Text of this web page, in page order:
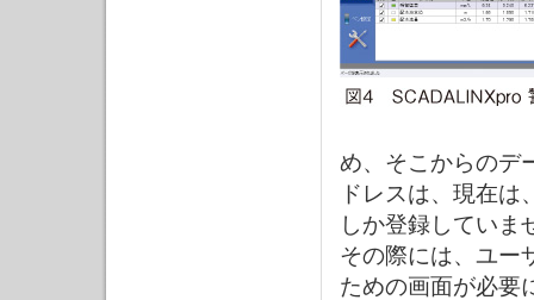
め、そこからのデ
ドレスは、現在
しか登録していま
その際には、ユー
ための画面が必要